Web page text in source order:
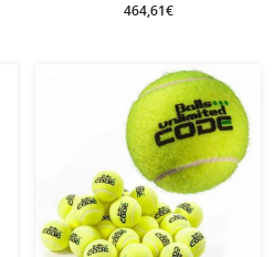
464,61€